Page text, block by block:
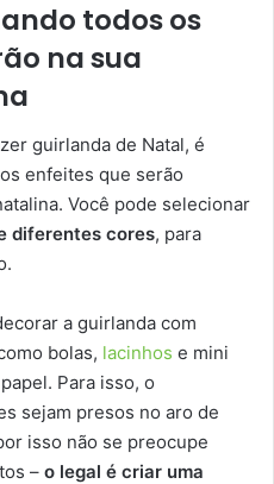
todos os
na sua
guirlanda de Natal, é
enfeites que serão
Você pode selecionar
diferentes cores, para
a guirlanda com
bolas, lacinhos e mini
Para isso, o
sejam presos no aro de
isso não se preocupe
– o legal é criar uma